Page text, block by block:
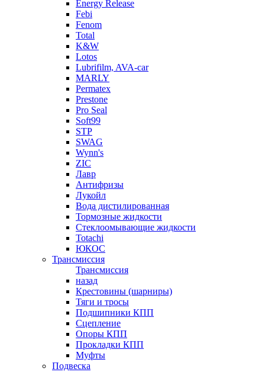
Energy Release
Febi
Fenom
Total
K&W
Lotos
Lubrifilm, AVA-car
MARLY
Permatex
Prestone
Pro Seal
Soft99
STP
SWAG
Wynn's
ZIC
Лавр
Антифризы
Лукойл
Вода дистилированная
Тормозные жидкости
Стеклоомывающие жидкости
Totachi
ЮКОС
Трансмиссия
Трансмиссия
назад
Крестовины (шарниры)
Тяги и тросы
Подшипники КПП
Сцепление
Опоры КПП
Прокладки КПП
Муфты
Подвеска